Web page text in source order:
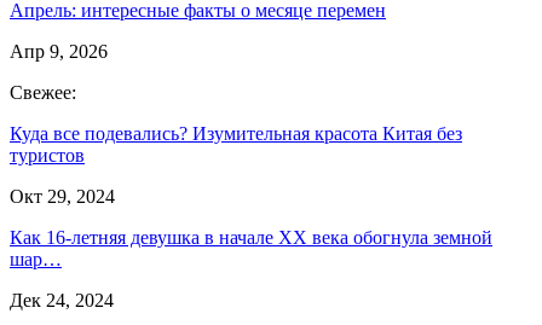
Апрель: интересные факты о месяце перемен
Апр 9, 2026
Свежее:
Куда все подевались? Изумительная красота Китая без
туристов
Окт 29, 2024
Как 16-летняя девушка в начале XX века обогнула земной
шар…
Дек 24, 2024